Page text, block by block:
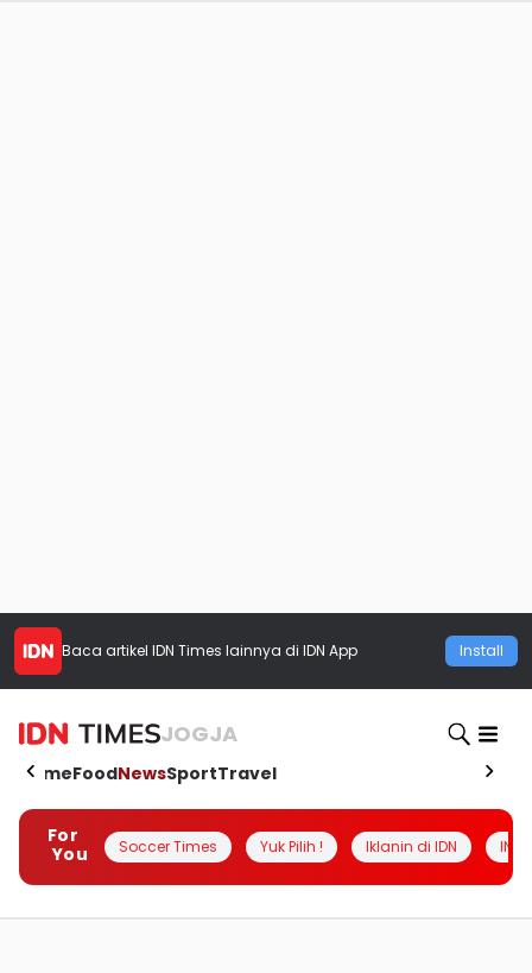
Baca artikel IDN Times lainnya di IDN App Install
JOGJA
HomeFoodNewsSportTravel
For
You
Soccer Times Yuk Pilih ! Iklanin di IDN